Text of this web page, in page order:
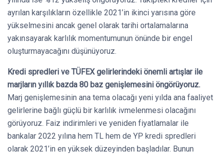
ayrılan karşılıkların özellikle 2021’in ikinci yarısına göre
yükselmesini ancak genel olarak tarihi ortalamalarına
yakınsayarak karlılık momentumunun önünde bir engel
oluşturmayacağını düşünüyoruz.
Kredi spredleri ve TÜFEX gelirlerindeki önemli artışlar ile
marjların yıllık bazda 80 baz genişlemesini öngörüyoruz.
Marj genişlemesinin ana tema olacağı yeni yılda ana faaliyet
gelirlerine bağlı güçlü bir karlılık ivmelenmesi olacağını
görüyoruz. Faiz indirimleri ve yeniden fiyatlamalar ile
bankalar 2022 yılına hem TL hem de YP kredi spredleri
olarak 2021’in en yüksek düzeyinden başladılar. Bunun